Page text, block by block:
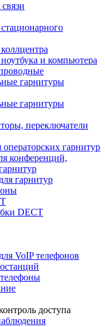
и компьютера
гарнитуры
гарнитуры
переключатели
гарнитур
конференций,
гарнитур
DECT
VoIP телефонов
доступа